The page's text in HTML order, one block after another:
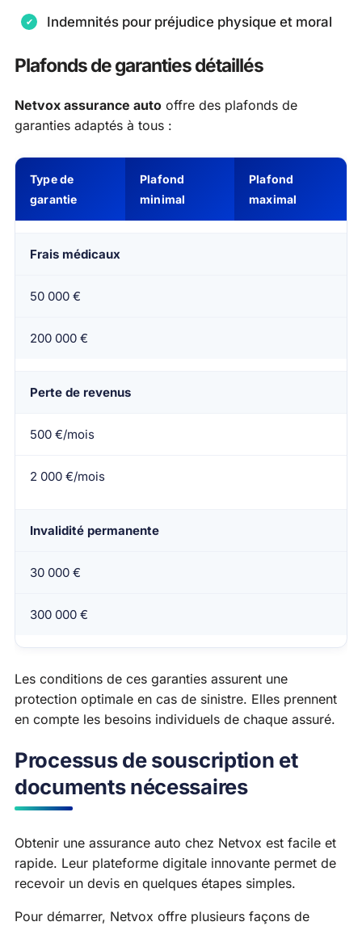
Indemnités pour préjudice physique et moral
Plafonds de garanties détaillés
Netvox assurance auto offre des plafonds de
garanties adaptés à tous :
Type de
garantie
Plafond
minimal
Plafond
maximal
Frais médicaux
50 000 €
200 000 €
Perte de revenus
500 €/mois
2 000 €/mois
Invalidité permanente
30 000 €
300 000 €
Les conditions de ces garanties assurent une
protection optimale en cas de sinistre. Elles prennent
en compte les besoins individuels de chaque assuré.
Processus de souscription et
documents nécessaires
Obtenir une assurance auto chez Netvox est facile et
rapide. Leur plateforme digitale innovante permet de
recevoir un devis en quelques étapes simples.
Pour démarrer, Netvox offre plusieurs façons de